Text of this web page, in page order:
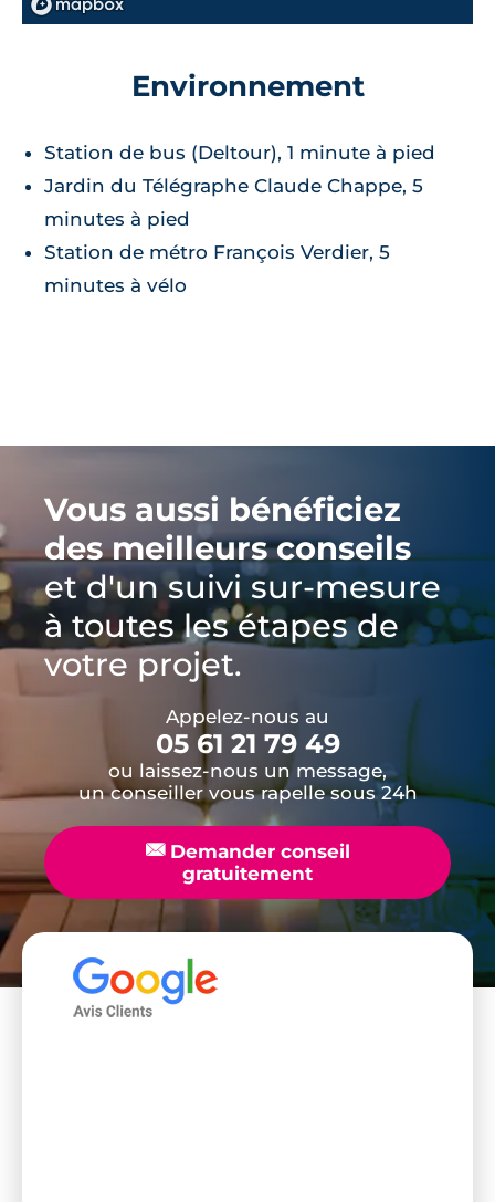
Environnement
Station de bus (Deltour), 1 minute à pied
Jardin du Télégraphe Claude Chappe, 5
minutes à pied
Station de métro François Verdier, 5
minutes à vélo
Vous aussi bénéficiez
des meilleurs conseils
et d'un suivi sur-mesure
à toutes les étapes de
votre projet.
Appelez-nous au
05 61 21 79 49
ou laissez-nous un message,
un conseiller vous rapelle sous 24h
📧Demander conseil
gratuitement